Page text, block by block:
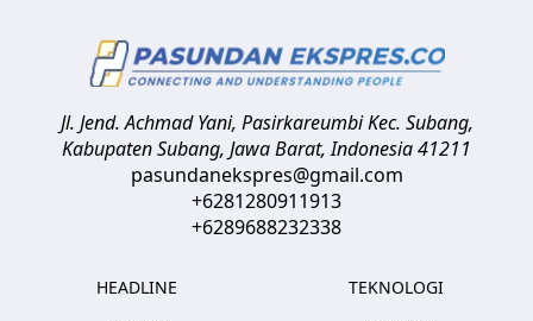
Jl. Jend. Achmad Yani, Pasirkareumbi Kec. Subang,
Kabupaten Subang, Jawa Barat,Indonesia41211
pasundanekspres@gmail.com
+6281280911913
+6289688232338
HEADLINE
TEKNOLOGI